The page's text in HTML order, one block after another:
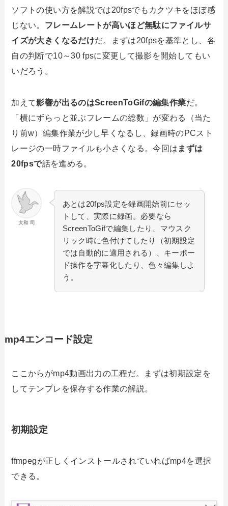
ソフトの使い方を解説では20fpsでもカクツキをほぼ感
じない。 フレームレートが高いほど無駄にファイルサ
イズが大きくなるだけだ。まずは20fpsを基準とし、各
自の判断で10～30 fpsに変更して撮影を開始してもい
いだろう。
加えて影響が出るのはScreenToGifの編集作業だ。
「横にずらっと並ぶフレームの総数」が変わる（当た
り前w）編集作業が少し早くなるし、録画時のPCスト
レージの一時ファイルも小さくなる。今回は まずは
20fpsで話を進める。
大和 司
あとは20fps設定を録画開始前にセッ
トして、実際に録画。必要なら
ScreenToGifで編集したり、マウスク
リック時に色付けてしたり（初期設定
では自動的に適用される）、キーボー
ド操作を字幕化したり、色々編集しよ
う。
mp4エンコード設定
ここからがmp4動画出力の工程だ。まずは初期設定を
してテンプレを保存する作業の解説。
初期設定
ffmpegが正しくインストールされていればmp4を選択
できる。